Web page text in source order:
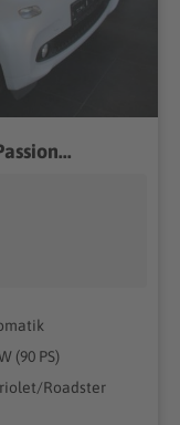
(90 PS)
Roadster